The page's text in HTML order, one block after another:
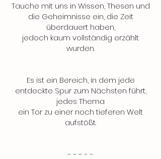
Tauche mit uns in Wissen, Thesen und
die Geheimnisse ein, die Zeit
überdauert haben,
jedoch kaum vollständig erzählt
wurden.
Es ist ein Bereich, in dem jede
entdeckte Spur zum Nächsten führt,
jedes Thema
ein Tor zu einer noch tieferen Welt
aufstößt.
- - - - -